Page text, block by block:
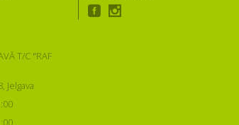
T/C "RAF
Jelgava